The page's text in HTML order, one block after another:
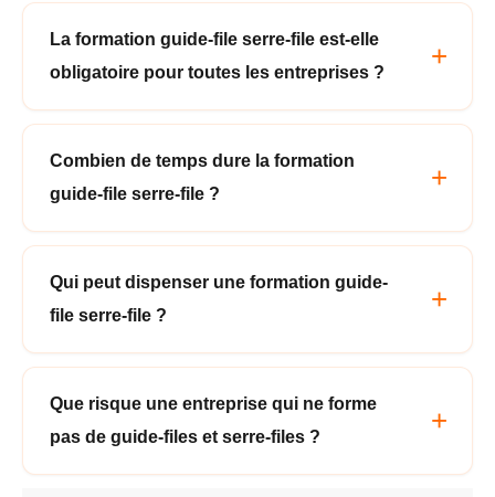
La formation guide-file serre-file est-elle
obligatoire pour toutes les entreprises ?
Combien de temps dure la formation
guide-file serre-file ?
Qui peut dispenser une formation guide-
file serre-file ?
Que risque une entreprise qui ne forme
pas de guide-files et serre-files ?